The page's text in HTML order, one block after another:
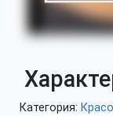
Категория: